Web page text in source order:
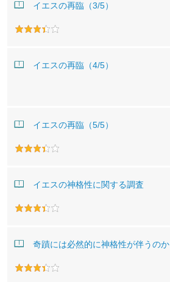
イエスの再臨（3/5）
イエスの再臨（4/5）
イエスの再臨（5/5）
イエスの神格性に関する調査
奇蹟には必然的に神格性が伴うのか